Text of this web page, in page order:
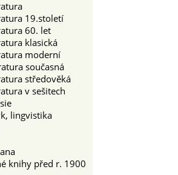
19.století
60. let
klasická
moderní
současná
středověká
v sešitech
lingvistika
knihy před r. 1900